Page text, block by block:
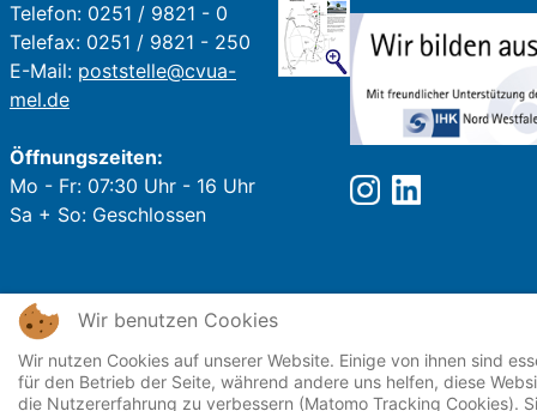
Telefon: 0251 / 9821 - 0
Telefax: 0251 / 9821 - 250
E-Mail: poststelle@cvua-
mel.de
Öffnungszeiten:
Mo - Fr: 07:30 Uhr - 16 Uhr
Sa + So: Geschlossen
Wir benutzen Cookies
Wir nutzen Cookies auf unserer Website. Einige von ihnen sind
für den Betrieb der Seite, während andere uns helfen, diese
die Nutzererfahrung zu verbessern (Matomo Tracking Cookies).